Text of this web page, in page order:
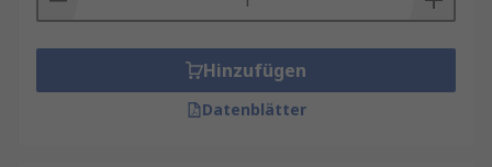
Hinzufügen
Datenblätter